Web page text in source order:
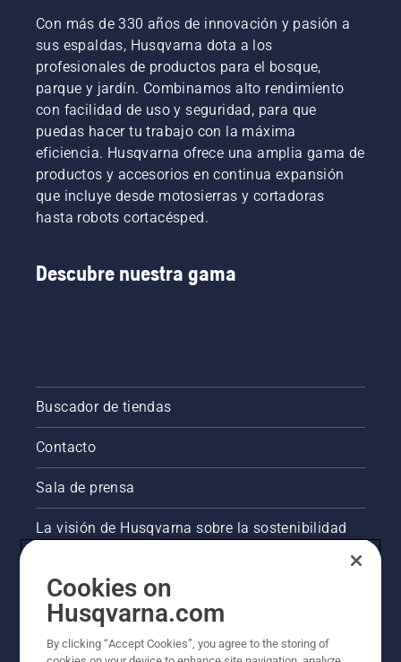
Con más de 330 años de innovación y pasión a
sus espaldas, Husqvarna dota a los
profesionales de productos para el bosque,
parque y jardín. Combinamos alto rendimiento
con facilidad de uso y seguridad, para que
puedas hacer tu trabajo con la máxima
eficiencia. Husqvarna ofrece una amplia gama de
productos y accesorios en continua expansión
que incluye desde motosierras y cortadoras
hasta robots cortacésped.
Descubre nuestra gama
Buscador de tiendas
Contacto
Sala de prensa
La visión de Husqvarna sobre la sostenibilidad
Otros sitios de Husqvarna
Cookies on
Husqvarna.com
By clicking “Accept Cookies”, you agree to the storing of